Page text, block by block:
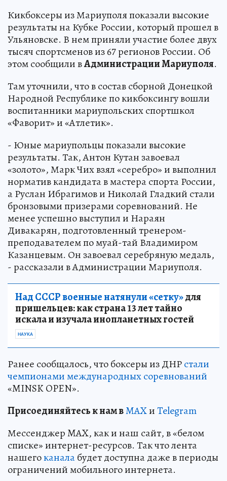
Кикбоксеры из Мариуполя показали высокие
результаты на Кубке России, который прошел в
Ульяновске. В нем приняли участие более двух
тысяч спортсменов из 67 регионов России. Об
этом сообщили вАдминистрации Мариуполя.
Там уточнили, что в состав сборной Донецкой
Народной Республике по кикбоксингу вошли
воспитанники мариупольских спортшкол
«Фаворит» и «Атлетик».
- Юные мариупольцы показали высокие
результаты. Так, Антон Кутан завоевал
«золото», Марк Чих взял «серебро» и выполнил
норматив кандидата в мастера спорта России,
а Руслан Ибрагимов и Николай Гладкий стали
бронзовыми призерами соревнований. Не
менее успешно выступил и Нараян
Дивакарян, подготовленный тренером-
преподавателем по муай-тай Владимиром
Казанцевым. Он завоевал серебряную медаль,
- рассказали в Администрации Мариуполя.
Над СССР военные натянули «сетку»для
пришельцев: как страна 13 лет тайно
искала и изучала инопланетных гостей
НАУКА
Ранее сообщалось, что боксеры из ДНРстали
чемпионами международных соревнований
«MINSK OPEN».
Присоединяйтесь к нам вMAXиTelegram
Мессенджер MAX, как и наш сайт, в «белом
списке» интернет-ресурсов. Так что лента
нашегоканалабудет доступна даже в периоды
ограничений мобильного интернета.